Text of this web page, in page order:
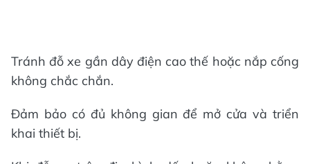
Tránh đỗ xe gần dây điện cao thế hoặc nắp cống
không chắc chắn.
Đảm bảo có đủ không gian để mở cửa và triển
khai thiết bị.